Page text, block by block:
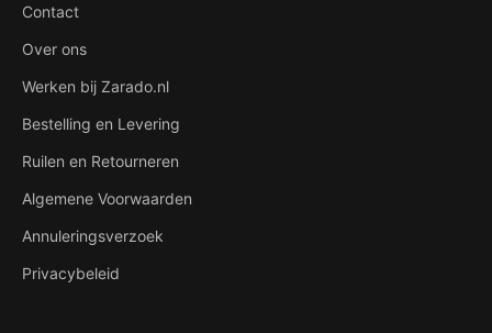
Contact
Over ons
Werken bij Zarado.nl
Bestelling en Levering
Ruilen en Retourneren
Algemene Voorwaarden
Annuleringsverzoek
Privacybeleid